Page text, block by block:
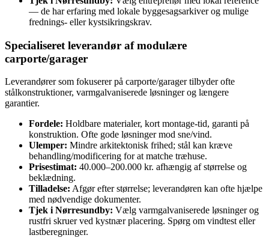
— de har erfaring med lokale byggesagsarkiver og mulige
frednings- eller kystsikringskrav.
Specialiseret leverandør af modulære
carporte/garager
Leverandører som fokuserer på carporte/garager tilbyder ofte
stålkonstruktioner, varmgalvaniserede løsninger og længere
garantier.
Fordele: Holdbare materialer, kort montage‑tid, garanti på
konstruktion. Ofte gode løsninger mod sne/vind.
Ulemper: Mindre arkitektonisk frihed; stål kan kræve
behandling/modificering for at matche træhuse.
Prisestimat: 40.000–200.000 kr. afhængig af størrelse og
beklædning.
Tilladelse: Afgør efter størrelse; leverandøren kan ofte hjælpe
med nødvendige dokumenter.
Tjek i Nørresundby: Vælg varmgalvaniserede løsninger og
rustfri skruer ved kystnær placering. Spørg om vindtest eller
lastberegninger.